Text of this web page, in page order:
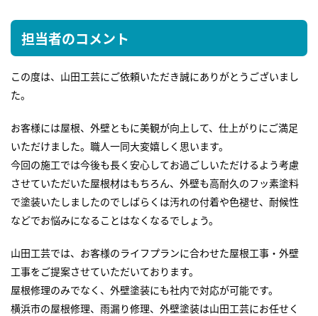
担当者のコメント
この度は、山田工芸にご依頼いただき誠にありがとうございまし
た。
お客様には屋根、外壁ともに美観が向上して、仕上がりにご満足
いただけました。職人一同大変嬉しく思います。
今回の施工では今後も長く安心してお過ごしいただけるよう考慮
させていただいた屋根材はもちろん、外壁も高耐久のフッ素塗料
で塗装いたしましたのでしばらくは汚れの付着や色褪せ、耐候性
などでお悩みになることはなくなるでしょう。
山田工芸では、お客様のライフプランに合わせた屋根工事・外壁
工事をご提案させていただいております。
屋根修理のみでなく、外壁塗装にも社内で対応が可能です。
横浜市の屋根修理、雨漏り修理、外壁塗装は山田工芸にお任せく